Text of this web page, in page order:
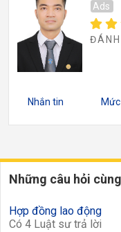
Ads
Nhắn tin
Những câu hỏi
Hợp đồng lao động
Có 4 Luật sư trả lời